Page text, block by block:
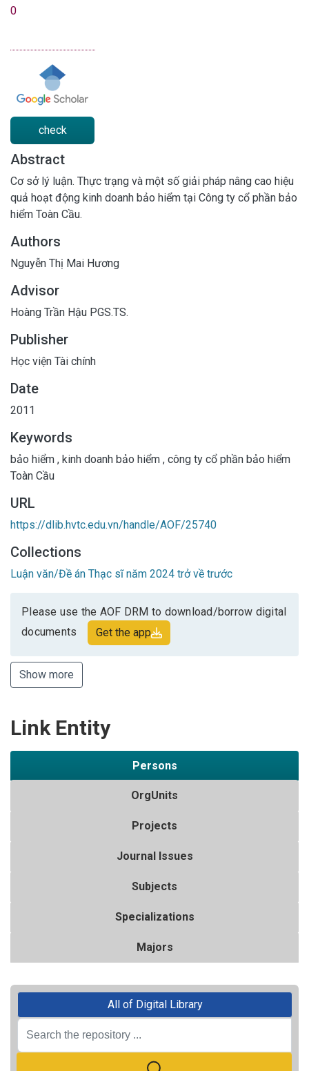
0
check
Abstract
Cơ sở lý luận. Thực trạng và một số giải pháp nâng cao hiệu
quả hoạt động kinh doanh bảo hiểm tại Công ty cổ phần bảo
hiểm Toàn Cầu.
Authors
Nguyễn Thị Mai Hương
Advisor
Hoàng Trần Hậu PGS.TS.
Publisher
Học viện Tài chính
Date
2011
Keywords
bảo hiểm , kinh doanh bảo hiểm , công ty cổ phần bảo hiểm
Toàn Cầu
URL
https://dlib.hvtc.edu.vn/handle/AOF/25740
Collections
Luận văn/Đề án Thạc sĩ năm 2024 trở về trước
Please use the AOF DRM to download/borrow digital
documents
Get the app
Show more
Link Entity
Persons
OrgUnits
Projects
Journal Issues
Subjects
Specializations
Majors
All of Digital Library